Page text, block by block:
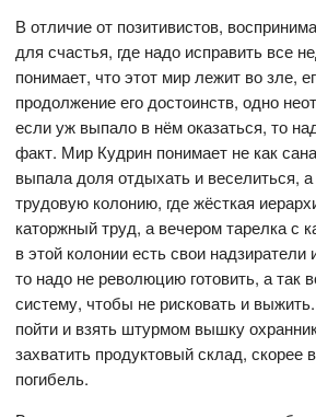
В отличие от позитивистов,
для счастья, где надо исправить все
понимает, что этот мир лежит во зле,
продолжение его достоинств, одно
если уж выпало в нём оказаться, то
факт. Мир Кудрин понимает не как
выпала доля отдыхать и веселиться,
трудовую колонию, где жёсткая
каторжный труд, а вечером тарелка с
в этой колонии есть свои надзиратели
то надо не революцию готовить, а так
систему, чтобы не рисковать и
пойти и взять штурмом вышку
захватить продуктовый склад, скорее
погибель.